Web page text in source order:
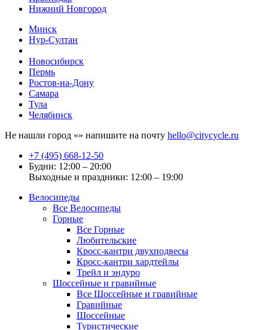
Нижний Новгород
Минск
Нур-Султан
Новосибирск
Пермь
Ростов-на-Дону
Самара
Тула
Челябинск
Не нашли город «» напишите на почту hello@citycycle.ru
+7 (495) 668-12-50
Будни: 12:00 – 20:00
Выходные и праздники: 12:00 – 19:00
Велосипеды
Все Велосипеды
Горные
Все Горные
Любительские
Кросс-кантри двухподвесы
Кросс-кантри хардтейлы
Трейл и эндуро
Шоссейные и гравийные
Все Шоссейные и гравийные
Гравийные
Шоссейные
Туристические